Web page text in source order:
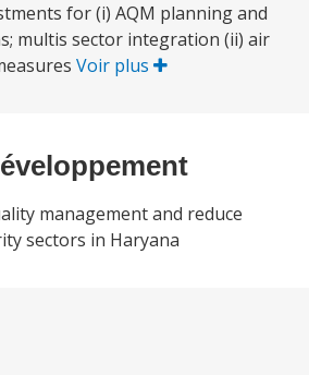
for (i) AQM planning and
multis sector integration (ii) air
Voir plus
management and reduce
sectors in Haryana